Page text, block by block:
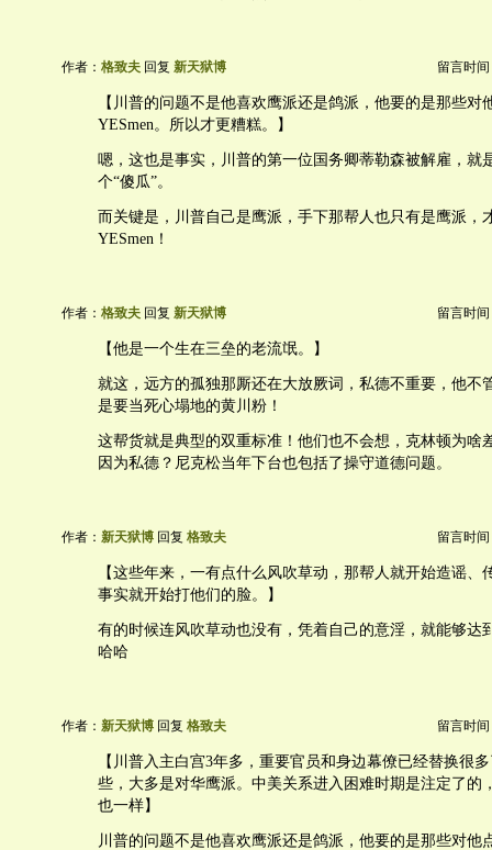
作者： 格致夫 回复 新天狱博 留言时间
【川普的问题不是他喜欢鹰派还是鸽派，他要的是那些对
YESmen。所以才更糟糕。】
嗯，这也是事实，川普的第一位国务卿蒂勒森被解雇，就
个“傻瓜”。
而关键是，川普自己是鹰派，手下那帮人也只有是鹰派，
YESmen！
作者： 格致夫 回复 新天狱博 留言时间
【他是一个生在三垒的老流氓。】
就这，远方的孤独那厮还在大放厥词，私德不重要，他不
是要当死心塌地的黄川粉！
这帮货就是典型的双重标准！他们也不会想，克林顿为啥
因为私德？尼克松当年下台也包括了操守道德问题。
作者： 新天狱博 回复 格致夫 留言时间
【这些年来，一有点什么风吹草动，那帮人就开始造谣、
事实就开始打他们的脸。】
有的时候连风吹草动也没有，凭着自己的意淫，就能够达
哈哈
作者： 新天狱博 回复 格致夫 留言时间
【川普入主白宫3年多，重要官员和身边幕僚已经替换很
些，大多是对华鹰派。中美关系进入困难时期是注定了的
也一样】
川普的问题不是他喜欢鹰派还是鸽派，他要的是那些对他